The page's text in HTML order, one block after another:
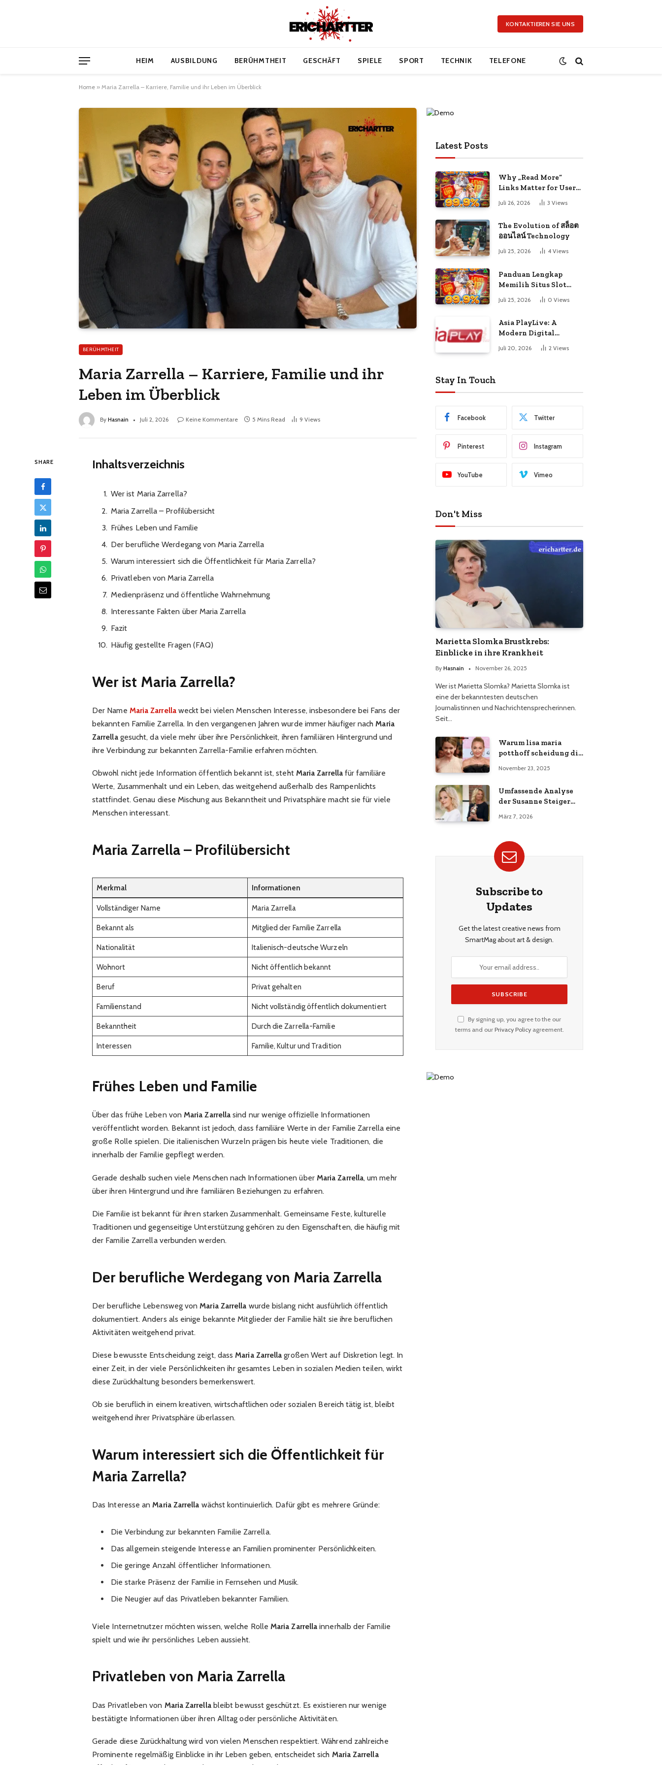
KONTAKTIEREN SIE UNS
HEIM AUSBILDUNG BERÜHMTHEIT GESCHÄFT SPIELE SPORT TECHNIK TELEFONE
Home » Maria Zarrella – Karriere, Familie und ihr Leben im Überblick
BERÜHMTHEIT
Maria Zarrella – Karriere, Familie und ihr
Leben im Überblick
By Hasnain Juli 2, 2026 Keine Kommentare 5 Mins Read 9 Views
SHARE Inhaltsverzeichnis
Wer ist Maria Zarrella?
Maria Zarrella – Profilübersicht
Frühes Leben und Familie
Der berufliche Werdegang von Maria Zarrella
Warum interessiert sich die Öffentlichkeit für Maria Zarrella?
Privatleben von Maria Zarrella
Medienpräsenz und öffentliche Wahrnehmung
Interessante Fakten über Maria Zarrella
Fazit
Häufig gestellte Fragen (FAQ)
Wer ist Maria Zarrella?
Der Name Maria Zarrellaweckt bei vielen Menschen Interesse, insbesondere bei Fans der
bekannten Familie Zarrella. In den vergangenen Jahren wurde immer häufiger nach Maria
Zarrellagesucht, da viele mehr über ihre Persönlichkeit, ihren familiären Hintergrund und
ihre Verbindung zur bekannten Zarrella-Familie erfahren möchten.
Obwohl nicht jede Information öffentlich bekannt ist, steht Maria Zarrellafür familiäre
Werte, Zusammenhalt und ein Leben, das weitgehend außerhalb des Rampenlichts
stattfindet. Genau diese Mischung aus Bekanntheit und Privatsphäre macht sie für viele
Menschen interessant.
Maria Zarrella – Profilübersicht
Merkmal Informationen
Vollständiger Name Maria Zarrella
Bekannt als Mitglied der Familie Zarrella
Nationalität Italienisch-deutsche Wurzeln
Wohnort Nicht öffentlich bekannt
Beruf Privat gehalten
Familienstand Nicht vollständig öffentlich dokumentiert
Bekanntheit Durch die Zarrella-Familie
Interessen Familie, Kultur und Tradition
Frühes Leben und Familie
Über das frühe Leben von Maria Zarrella sind nur wenige offizielle Informationen
veröffentlicht worden. Bekannt ist jedoch, dass familiäre Werte in der Familie Zarrella eine
große Rolle spielen. Die italienischen Wurzeln prägen bis heute viele Traditionen, die
innerhalb der Familie gepflegt werden.
Gerade deshalb suchen viele Menschen nach Informationen über Maria Zarrella, um mehr
über ihren Hintergrund und ihre familiären Beziehungen zu erfahren.
Die Familie ist bekannt für ihren starken Zusammenhalt. Gemeinsame Feste, kulturelle
Traditionen und gegenseitige Unterstützung gehören zu den Eigenschaften, die häufig mit
der Familie Zarrella verbunden werden.
Der berufliche Werdegang von Maria Zarrella
Der berufliche Lebensweg von Maria Zarrella wurde bislang nicht ausführlich öffentlich
dokumentiert. Anders als einige bekannte Mitglieder der Familie hält sie ihre beruflichen
Aktivitäten weitgehend privat.
Diese bewusste Entscheidung zeigt, dassMaria Zarrella großen Wert auf Diskretion legt. In
einer Zeit, in der viele Persönlichkeiten ihr gesamtes Leben in sozialen Medien teilen, wirkt
diese Zurückhaltung besonders bemerkenswert.
Ob sie beruflich in einem kreativen, wirtschaftlichen oder sozialen Bereich tätig ist, bleibt
weitgehend ihrer Privatsphäre überlassen.
Warum interessiert sich die Öffentlichkeit für
Maria Zarrella?
Das Interesse anMaria Zarrella wächst kontinuierlich. Dafür gibt es mehrere Gründe:
Die Verbindung zur bekannten Familie Zarrella.
Das allgemein steigende Interesse an Familien prominenter Persönlichkeiten.
Die geringe Anzahl öffentlicher Informationen.
Die starke Präsenz der Familie in Fernsehen und Musik.
Die Neugier auf das Privatleben bekannter Familien.
Viele Internetnutzer möchten wissen, welche Rolle Maria Zarrella innerhalb der Familie
spielt und wie ihr persönliches Leben aussieht.
Privatleben von Maria Zarrella
Das Privatleben von Maria Zarrellableibt bewusst geschützt. Es existieren nur wenige
bestätigte Informationen über ihren Alltag oder persönliche Aktivitäten.
Gerade diese Zurückhaltung wird von vielen Menschen respektiert. Während zahlreiche
Prominente regelmäßig Einblicke in ihr Leben geben, entscheidet sich Maria Zarrella
Latest Posts
Why „Read More“
Links Matter for User
Experience and SEO
Juli 26, 2026 3 Views
The Evolution of สล็อต
ออนไลน์ Technology
Juli 25, 2026 4 Views
Panduan Lengkap
Memilih Situs Slot
Gacor Terpercaya di
Indonesia Tahun Ini
Juli 25, 2026 0 Views
Asia PlayLive: A
Modern Digital
Entertainment
Platform
Juli 20, 2026 2 Views
Stay In Touch
Facebook Twitter
Pinterest Instagram
YouTube Vimeo
Don't Miss
Marietta Slomka Brustkrebs:
Einblicke in ihre Krankheit
By Hasnain November 26, 2025
Wer ist Marietta Slomka? Marietta Slomka ist
eine der bekanntesten deutschen
Journalistinnen und Nachrichtensprecherinnen.
Seit…
Warum lisa maria
potthoff scheidung die
November 23, 2025
Umfassende Analyse
der Susanne Steiger
März 7, 2026
Subscribe to
Updates
Get the latest creative news from
SmartMag about art & design.
By signing up, you agree to the our
terms and our Privacy Policyagreement.